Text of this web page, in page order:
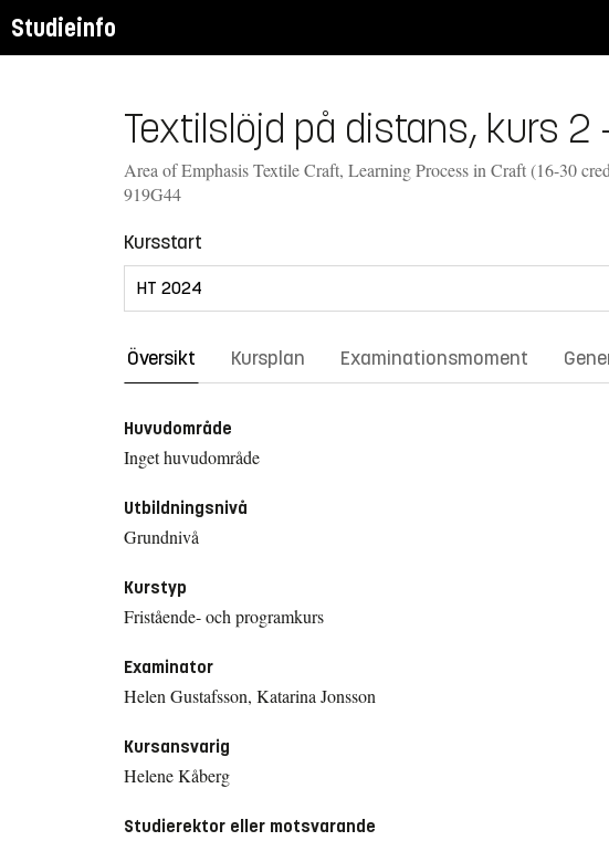
Studieinfo
Textilslöjd på distans, kurs 2
Area of Emphasis Textile Craft, Learning Process in Craft (16-30
919G44
Kursstart
Översikt Kursplan Examinationsmoment
Huvudområde
Inget huvudområde
Utbildningsnivå
Grundnivå
Kurstyp
Fristående- och programkurs
Examinator
Helen Gustafsson, Katarina Jonsson
Kursansvarig
Helene Kåberg
Studierektor eller motsvarande